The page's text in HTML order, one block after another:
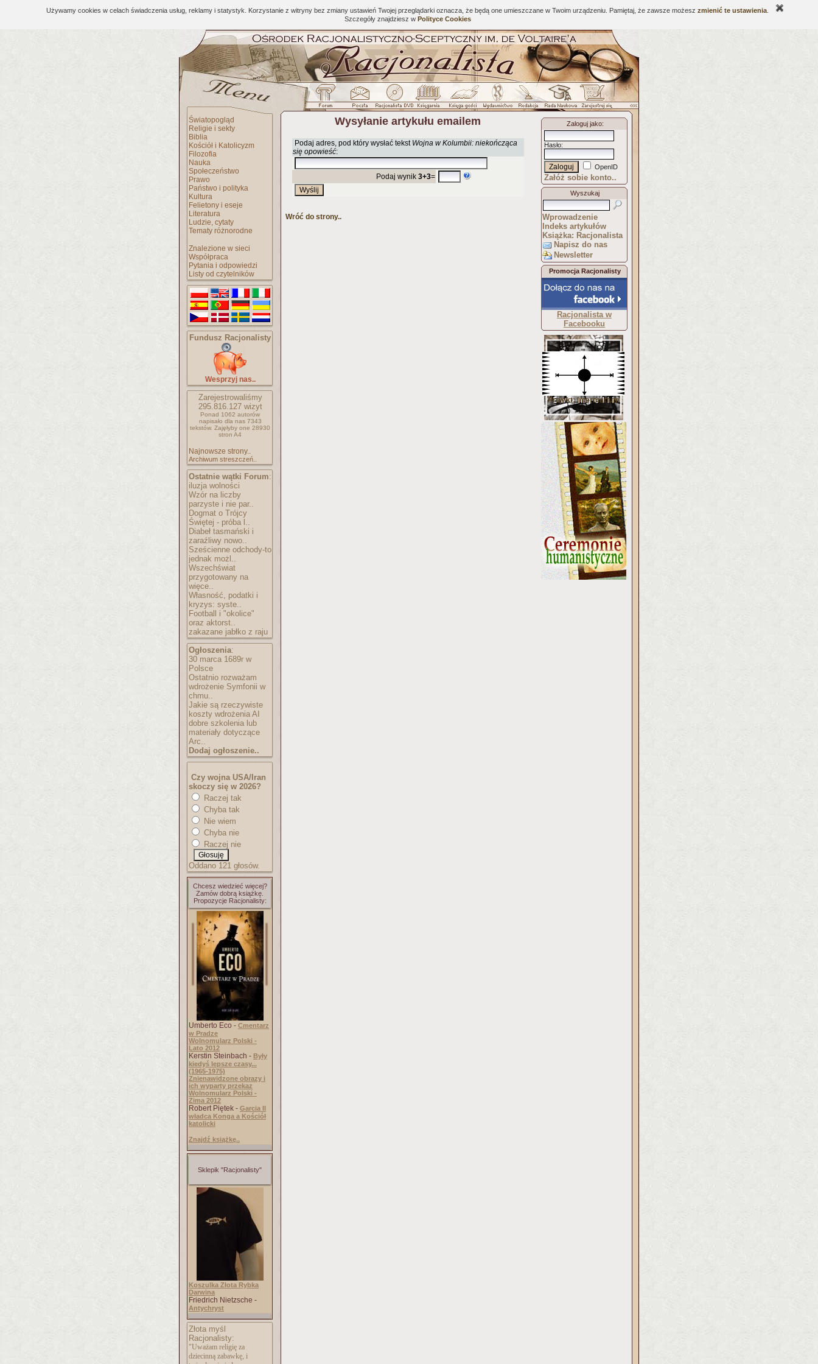
Używamy cookies w celach świadczenia usług, reklamy i statystyk. Korzystanie z witryny bez zmiany ustawień Twojej przeglądarki oznacza, że będą one umieszczane w Twoim urządzeniu. Pamiętaj, że zawsze możesz zmienić te ustawienia
Szczegóły znajdziesz w Polityce Cookies
Światopogląd
Religie i sekty
Biblia
Kościół i Katolicyzm
Filozofia
Nauka
Społeczeństwo
Prawo
Państwo i polityka
Kultura
Felietony i eseje
Literatura
Ludzie, cytaty
Tematy różnorodne
Znalezione w sieci
Współpraca
Pytania i odpowiedzi
Listy od czytelników
Fundusz Racjonalisty
Wesprzyj nas..
Zarejestrowaliśmy
295.816.127wizyt
Ponad 1062 autorów
napisało dla nas 7343
tekstów. Zajęłyby one 28930
stron A4
Najnowsze strony..
Archiwum streszczeń..
Ostatnie wątki Forum:
iluzja wolności
Wzór na liczby
parzyste i nie par..
Dogmat o Trójcy
Świętej - próba l..
Diabeł tasmański i
zaraźliwy nowo..
Sześcienne odchody-to
jednak możl..
Wszechświat
przygotowany na
więce..
Własność, podatki i
kryzys: syste..
Football i "okolice"
oraz aktorst..
zakazane jabłko z raju
Ogłoszenia:
30 marca 1689r w
Polsce
Ostatnio rozważam
wdrożenie Symfonii w
chmu..
Jakie są rzeczywiste
koszty wdrożenia AI
dobre szkolenia lub
materiały dotyczące
Arc..
Dodaj ogłoszenie..
Czy wojna USA/Iran
skoczy się w 2026?
Raczej tak
Chyba tak
Nie wiem
Chyba nie
Raczej nie
Oddano 121 głosów.
Chcesz wiedzieć więcej?
Zamów dobrą książkę.
Propozycje Racjonalisty:
Umberto Eco - Cmentarz
w Pradze
Wolnomularz Polski -
Lato 2012
Kerstin Steinbach - Były
kiedyś lepsze czasy...
(1965-1975)
Znienawidzone obrazy i
ich wyparty przekaz
Wolnomularz Polski -
Zima 2012
Robert Piętek - Garcia II
władca Konga a Kościół
katolicki
Znajdź książkę..
Sklepik "Racjonalisty"
Koszulka Złota Rybka
Darwina
Friedrich Nietzsche -
Antychryst
Złota myśl
Racjonalisty:
"Uważam religię za
dziecinną zabawkę, i
Wysyłanie artykułu emailem
Podaj adres, pod który wysłać tekst Wojna w Kolumbii: niekończąca
się opowieść:
Podaj wynik 3+3=
Wróć do strony..
Zaloguj jako:
Hasło:
OpenID
Załóż sobie konto..
Wyszukaj
Wprowadzenie
Indeks artykułów
Książka: Racjonalista
Napisz do nas
Newsletter
Promocja Racjonalisty
Racjonalista w
Facebooku